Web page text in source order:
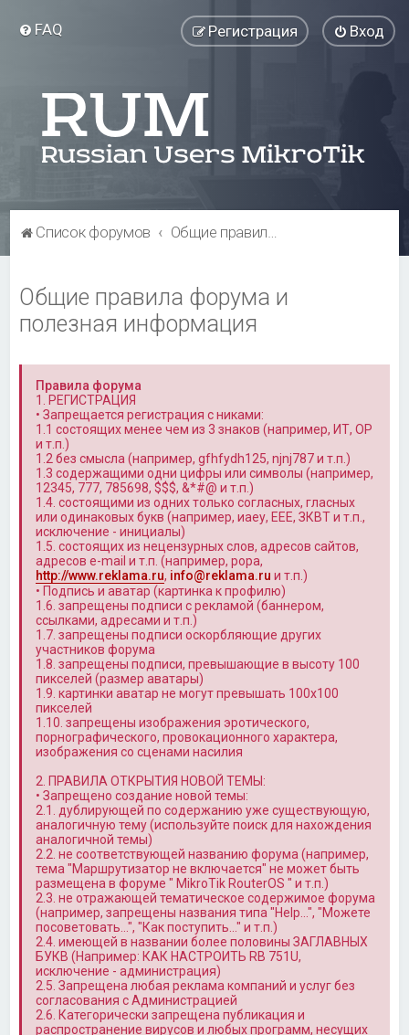
FAQ Вход
Регистрация
Список форумов Общие правила форума и полезная информация
Общие правила форума и
полезная информация
Правила форума
1. РЕГИСТРАЦИЯ
• Запрещается регистрация с никами:
1.1 состоящих менее чем из 3 знаков (например, ИТ, OP
и т.п.)
1.2 без смысла (например, gfhfydh125, njnj787 и т.п.)
1.3 содержащими одни цифры или символы (например,
12345, 777, 785698, $$$, &*#@ и т.п.)
1.4. состоящими из одних только согласных, гласных
или одинаковых букв (например, иаеу, ЕЕЕ, ЗКВТ и т.п.,
исключение - инициалы)
1.5. состоящих из нецензурных слов, адресов сайтов,
адресов e-mail и т.п. (например, popa,
http://www.reklama.ru, info@reklama.ru и т.п.)
• Подпись и аватар (картинка к профилю)
1.6. запрещены подписи с рекламой (баннером,
ссылками, адресами и т.п.)
1.7. запрещены подписи оскорбляющие других
участников форума
1.8. запрещены подписи, превышающие в высоту 100
пикселей (размер аватары)
1.9. картинки аватар не могут превышать 100x100
пикселей
1.10. запрещены изображения эротического,
порнографического, провокационного характера,
изображения со сценами насилия
2. ПРАВИЛА ОТКРЫТИЯ НОВОЙ ТЕМЫ:
• Запрещено создание новой темы:
2.1. дублирующей по содержанию уже существующую,
аналогичную тему (используйте поиск для нахождения
аналогичной темы)
2.2. не соответствующей названию форума (например,
тема "Маршрутизатор не включается" не может быть
размещена в форуме " MikroTik RouterOS " и т.п.)
2.3. не отражающей тематическое содержимое форума
(например, запрещены названия типа "Help…", "Можете
посоветовать…", "Как поступить…" и т.п.)
2.4. имеющей в названии более половины ЗАГЛАВНЫХ
БУКВ (Например: КАК НАСТРОИТЬ RB 751U,
исключение - администрация)
2.5. Запрещена любая реклама компаний и услуг без
согласования с Администрацией
2.6. Категорически запрещена публикация и
распространение вирусов и любых программ, несущих